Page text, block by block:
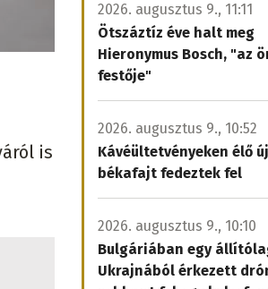
is
2026. augusztus 9., 11:11
Ötszáztíz éve halt meg
Hieronymus Bosch, "az
festője"
2026. augusztus 9., 10:52
Kávéültetvényeken élő új
békafajt fedeztek fel
2026. augusztus 9., 10:10
Bulgáriában egy
Ukrajnából érkezett